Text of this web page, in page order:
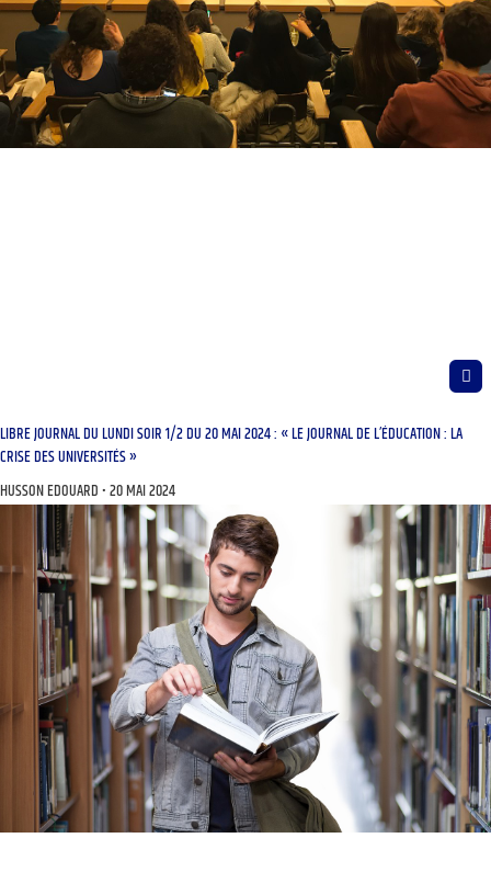
LIBRE JOURNAL DU LUNDI SOIR 1/2 DU 20 MAI 2024 : « LE JOURNAL DE L’ÉDUCATION : LA
CRISE DES UNIVERSITÉS »
HUSSON EDOUARD 20 MAI 2024